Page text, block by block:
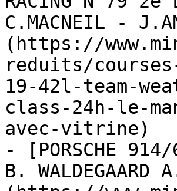
C.MACNEIL -
(https://
reduits/
19-42l-team-
class-24h-le-
avec-vitrine)
- [PORSCHE 914/
B. WALDEGAARD